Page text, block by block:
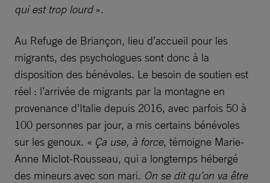
qui est trop lourd ».
Au Refuge de Briançon, lieu d’accueil pour les
migrants, des psychologues sont donc à la
disposition des bénévoles. Le besoin de soutien est
réel : l’arrivée de migrants par la montagne en
provenance d’Italie depuis 2016, avec parfois 50 à
100 personnes par jour, a mis certains bénévoles
sur les genoux. « Ça use, à force, témoigne Marie-
Anne Miclot-Rousseau, qui a longtemps hébergé
des mineurs avec son mari. On se dit qu’on va être